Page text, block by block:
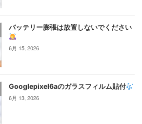
バッテリー膨張は放置しないでください
6月 15, 2026
Googlepixel6aのガラスフィルム貼付
6月 13, 2026